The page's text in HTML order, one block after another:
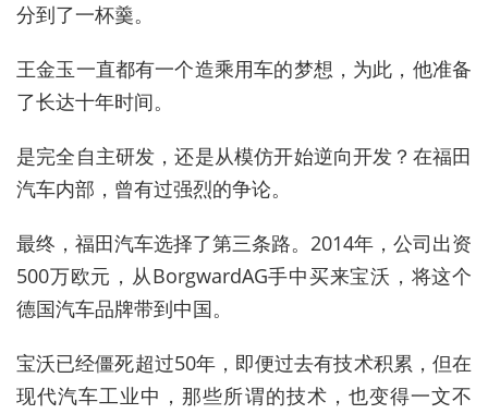
分到了一杯羹。
王金玉一直都有一个造乘用车的梦想，为此，他准备
了长达十年时间。
是完全自主研发，还是从模仿开始逆向开发？在福田
汽车内部，曾有过强烈的争论。
最终，福田汽车选择了第三条路。2014年，公司出资
500万欧元，从BorgwardAG手中买来宝沃，将这个
德国汽车品牌带到中国。
宝沃已经僵死超过50年，即便过去有技术积累，但在
现代汽车工业中，那些所谓的技术，也变得一文不